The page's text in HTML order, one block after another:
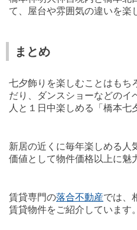
て、屋台や雰囲気の違いを楽
まとめ
七夕飾りを楽しむことはもち
だり、ダンスショーなどのイ
人と１日中楽しめる「橋本七
新居の近くに毎年楽しめる人
価値として物件価格以上に魅
賃貸専門の落合不動産では、
賃貸物件をご紹介しています。